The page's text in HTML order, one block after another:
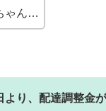
ゃん…
より、配達調整金